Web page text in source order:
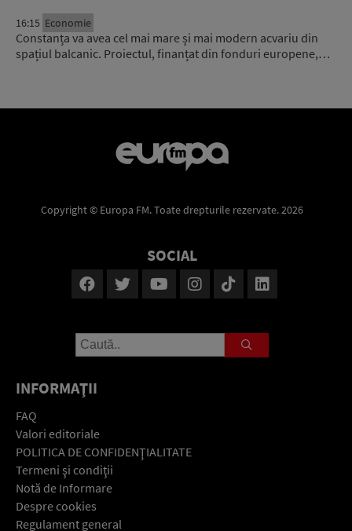
16:15 Economie
Constanța va avea cel mai mare și mai modern acvariu din
spațiul balcanic. Proiectul, finanțat din fonduri europene,…
Copyright © Europa FM. Toate drepturile rezervate. 2026
SOCIAL
INFORMAŢII
FAQ
Valori editoriale
POLITICA DE CONFIDENŢIALITATE
Termeni şi condiţii
Notă de Informare
Despre cookies
Regulament general